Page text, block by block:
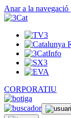
Anar a la navegació
CORPORATIU